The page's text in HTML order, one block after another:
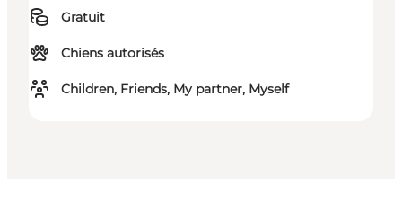
Gratuit
Chiens autorisés
Children, Friends, My partner, Myself